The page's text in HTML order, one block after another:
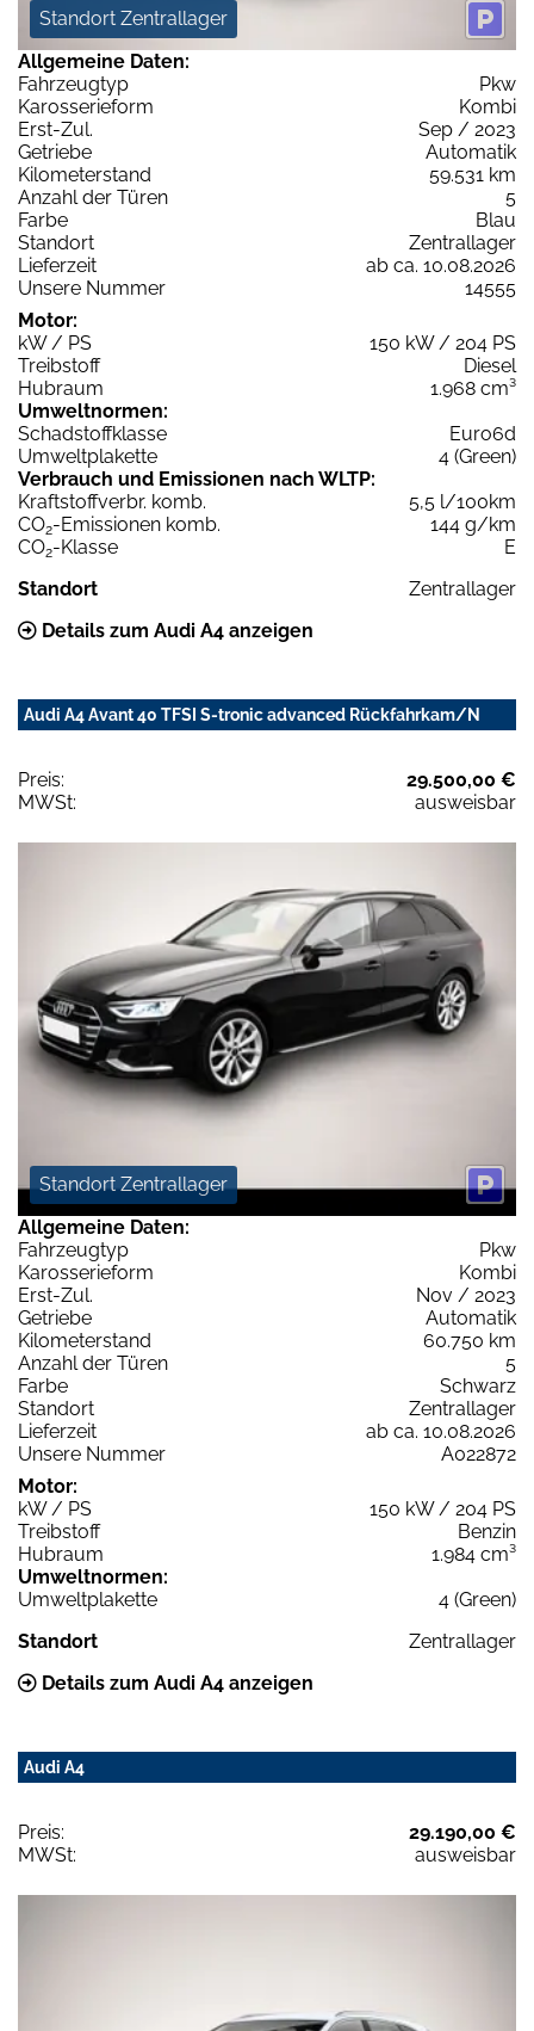
Standort Zentrallager
Allgemeine Daten:
Fahrzeugtyp
Pkw
Karosserieform
Kombi
Erst-Zul.
Sep / 2023
Getriebe
Automatik
Kilometerstand
59.531 km
Anzahl der Türen
5
Farbe
Blau
Standort
Zentrallager
Lieferzeit
ab ca. 10.08.2026
Unsere Nummer
14555
Motor:
kW / PS
150 kW / 204 PS
Treibstoff
Diesel
Hubraum
1.968 cm³
Umweltnormen:
Schadstoffklasse
Euro6d
Umweltplakette
4 (Green)
Verbrauch und Emissionen nach WLTP:
Kraftstoffverbr. komb.
5,5 l/100km
CO2-Emissionen komb.
144 g/km
CO2-Klasse
E
Standort
Zentrallager
Details zum Audi A4 anzeigen
Audi A4 Avant 40 TFSI S-tronic advanced Rückfahrkam/N
Preis:
29.500,00 €
MWSt:
ausweisbar
Standort Zentrallager
Allgemeine Daten:
Fahrzeugtyp
Pkw
Karosserieform
Kombi
Erst-Zul.
Nov / 2023
Getriebe
Automatik
Kilometerstand
60.750 km
Anzahl der Türen
5
Farbe
Schwarz
Standort
Zentrallager
Lieferzeit
ab ca. 10.08.2026
Unsere Nummer
A022872
Motor:
kW / PS
150 kW / 204 PS
Treibstoff
Benzin
Hubraum
1.984 cm³
Umweltnormen:
Umweltplakette
4 (Green)
Standort
Zentrallager
Details zum Audi A4 anzeigen
Audi A4
Preis:
29.190,00 €
MWSt:
ausweisbar